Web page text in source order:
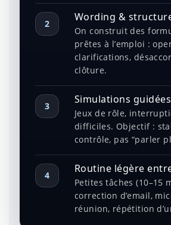
2
Wording &
On construit des
prêtes à l’emploi :
clarifications,
clôture.
3
Simulations guidées
Jeux de rôle,
difficiles. Objectif :
contrôle, pas “parler
4
Routine légère
Petites tâches (10–15
correction d’email,
réunion, répétition